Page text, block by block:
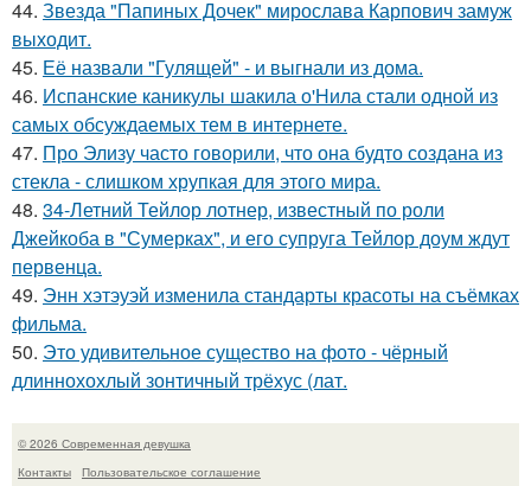
44. Звезда "Папиных Дочек" мирослава Карпович замуж
выходит.
45. Её назвали "Гулящей" - и выгнали из дома.
46. Испанские каникулы шакила о'Нила стали одной из
самых обсуждаемых тем в интернете.
47. Про Элизу часто говорили, что она будто создана из
стекла - слишком хрупкая для этого мира.
48. 34-Летний Тейлор лотнер, известный по роли
Джейкоба в "Сумерках", и его супруга Тейлор доум ждут
первенца.
49. Энн хэтэуэй изменила стандарты красоты на съёмках
фильма.
50. Это удивительное существо на фото - чёрный
длиннохохлый зонтичный трёхус (лат.
© 2026 Современная девушка
Контакты
Пользовательское соглашение